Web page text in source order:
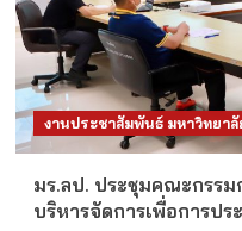
งานประชาสัมพันธ์ มหาวิทยาลั
มร.ลป. ประชุมคณะกรรม
บริหารจัดการเพื่อการป